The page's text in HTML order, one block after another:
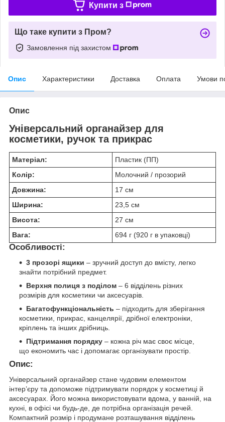
Купити з
Що таке купити з Пром?
Замовлення під захистом
Опис Характеристики Доставка Оплата Умови
Опис
Універсальний органайзер для
косметики, ручок та прикрас
Матеріал:
Пластик (ПП)
Колір:
Молочний / прозорий
Довжина:
17 см
Ширина:
23,5 см
Висота:
27 см
Вага:
694 г (920 г в упаковці)
Особливості:
3 прозорі ящики – зручний доступ до вмісту, легко
знайти потрібний предмет.
Верхня полиця з поділом – 6 відділень різних
розмірів для косметики чи аксесуарів.
Багатофункціональність – підходить для зберігання
косметики, прикрас, канцелярії, дрібної електроніки,
кріплень та інших дрібниць.
Підтримання порядку – кожна річ має своє місце,
що економить час і допомагає організувати простір.
Опис:
Універсальний органайзер стане чудовим елементом
інтер’єру та допоможе підтримувати порядок у косметиці й
аксесуарах. Його можна використовувати вдома, у ванній, на
кухні, в офісі чи будь-де, де потрібна організація речей.
Компактний розмір і продумане розташування відділень